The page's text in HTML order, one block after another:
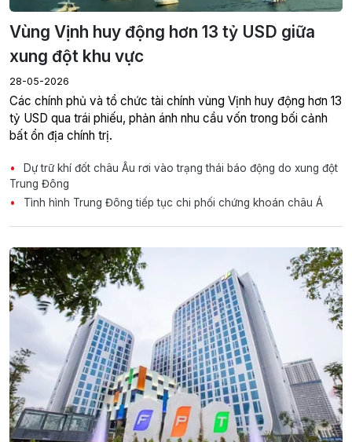
Vùng Vịnh huy động hơn 13 tỷ USD giữa
xung đột khu vực
28-05-2026
Các chính phủ và tổ chức tài chính vùng Vịnh huy động hơn 13
tỷ USD qua trái phiếu, phản ánh nhu cầu vốn trong bối cảnh
bất ổn địa chính trị.
Dự trữ khí đốt châu Âu rơi vào trạng thái báo động do xung đột
Trung Đông
Tình hình Trung Đông tiếp tục chi phối chứng khoán châu Á